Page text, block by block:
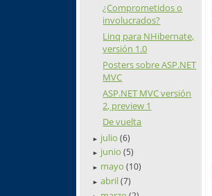
¿Comprometidos o
involucrados?
Linq para NHibernate,
versión 1.0
Posters sobre ASP.NET
MVC
ASP.NET MVC versión
2, preview 1
De vuelta
► julio(6)
► junio(5)
► mayo(10)
► abril(7)